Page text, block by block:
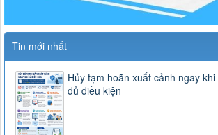
Tin mới nhất
Hủy tạm hoãn xuất cảnh ngay
đủ điều kiện